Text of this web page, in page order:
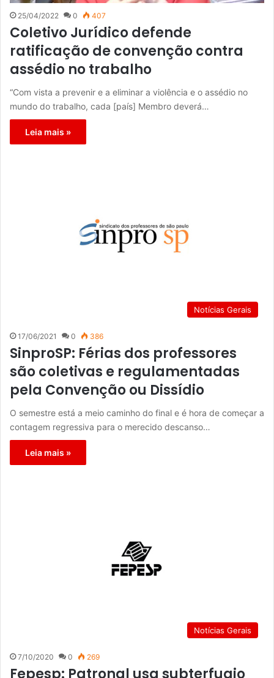
25/04/2022 0 407
Coletivo Jurídico defende
ratificação de convenção contra
assédio no trabalho
“Com vista a prevenir e a eliminar a violência e o assédio no
mundo do trabalho, cada [país] Membro deverá…
Leia mais »
Notícias Gerais
17/06/2021 0 386
SinproSP: Férias dos professores
são coletivas e regulamentadas
pela Convenção ou Dissídio
O semestre está a meio caminho do final e é hora de começar a
contagem regressiva para o merecido descanso…
Leia mais »
Notícias Gerais
7/10/2020 0 269
Fepesp: Patronal usa subterfugio